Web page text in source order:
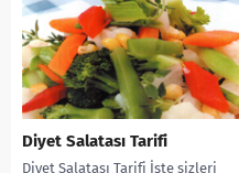
Diyet Salatası Tarifi
Diyet Salatası Tarifi İşte sizleri